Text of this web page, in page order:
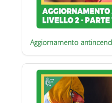
Aggiornamento